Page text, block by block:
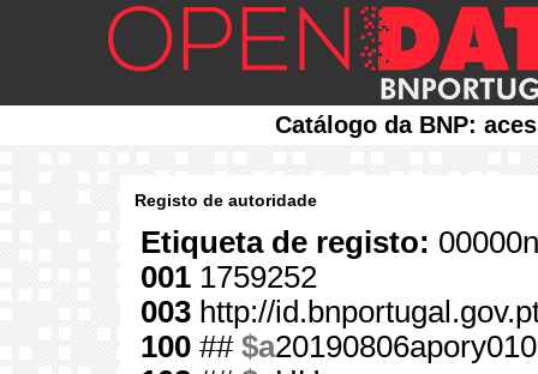
Catálogo da BNP:
Registo de autoridade
Etiqueta de registo:
001 1759252
003 http://
100 ## $a